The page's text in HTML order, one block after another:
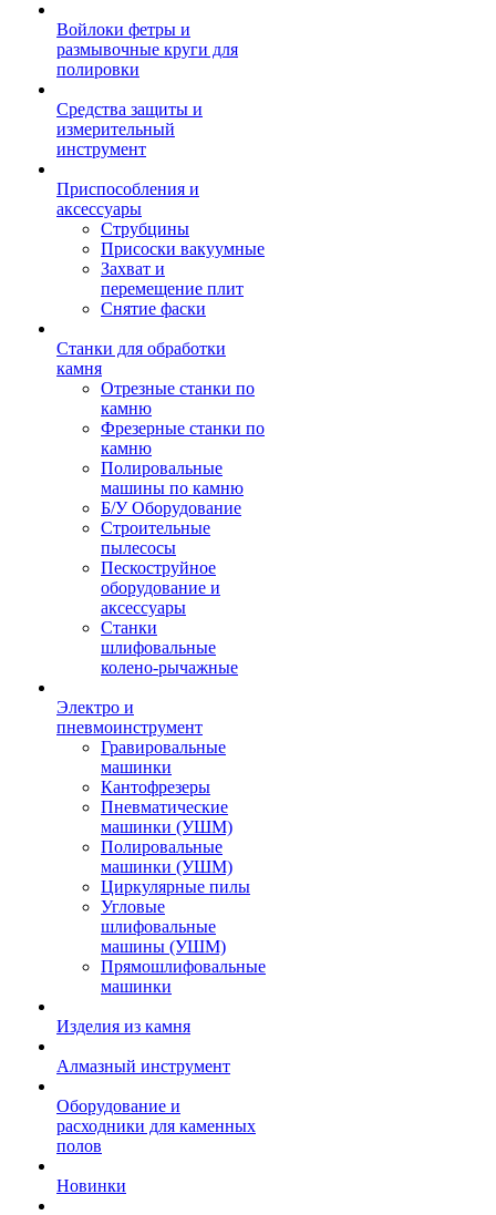
Войлоки фетры и
размывочные круги для
полировки
Средства защиты и
измерительный
инструмент
Приспособления и
аксессуары
Струбцины
Присоски вакуумные
Захват и
перемещение плит
Снятие фаски
Станки для обработки
камня
Отрезные станки по
камню
Фрезерные станки по
камню
Полировальные
машины по камню
Б/У Оборудование
Строительные
пылесосы
Пескоструйное
оборудование и
аксессуары
Станки
шлифовальные
колено-рычажные
Электро и
пневмоинструмент
Гравировальные
машинки
Кантофрезеры
Пневматические
машинки (УШМ)
Полировальные
машинки (УШМ)
Циркулярные пилы
Угловые
шлифовальные
машины (УШМ)
Прямошлифовальные
машинки
Изделия из камня
Алмазный инструмент
Оборудование и
расходники для каменных
полов
Новинки